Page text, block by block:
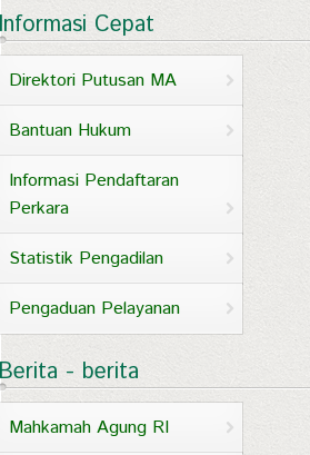
Cepat
Direktori Putusan MA
Bantuan Hukum
Informasi Pendaftaran
Perkara
Statistik Pengadilan
Pengaduan Pelayanan
- berita
Mahkamah Agung RI